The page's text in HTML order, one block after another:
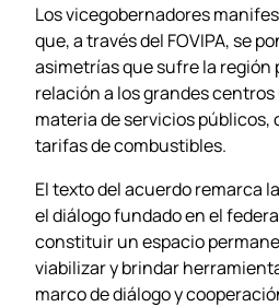
Los vicegobernadores
que, a través del FOVIPA, se
asimetrías que sufre la región
relación a los grandes
materia de servicios públicos,
tarifas de combustibles.
El texto del acuerdo remarca
el diálogo fundado en el
constituir un espacio
viabilizar y brindar
marco de diálogo y